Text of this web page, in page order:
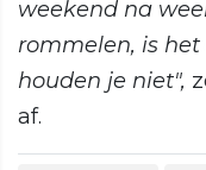
weekend na
rommelen, is
houden je niet",
af.